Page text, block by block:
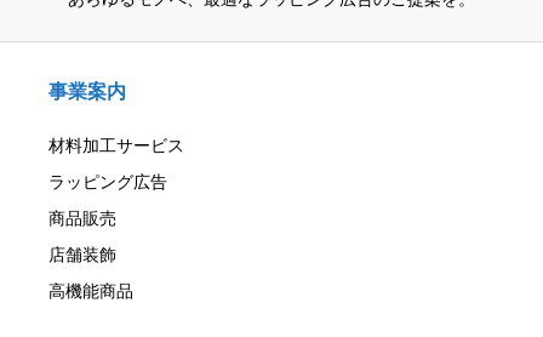
事業案内
材料加工サービス
ラッピング広告
商品販売
店舗装飾
高機能商品